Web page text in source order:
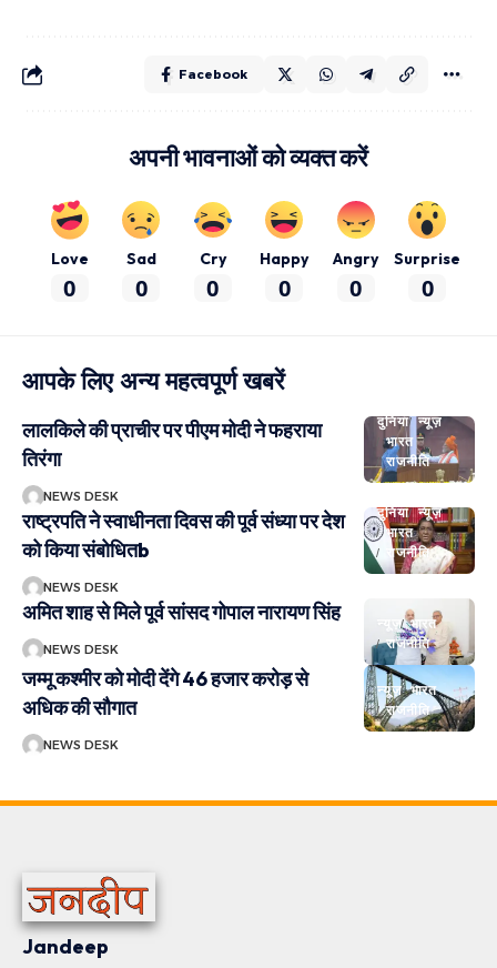
Facebook
अपनी भावनाओं को व्यक्त करें
Love
0
Sad
0
Cry
0
Happy
0
Angry
0
Surprise
0
आपके लिए अन्य महत्वपूर्ण खबरें
दुनिया न्यूज़
भारत
राजनीति
लालकिले की प्राचीर पर पीएम मोदी ने फहराया
तिरंगा
NEWS DESK
दुनिया न्यूज़
भारत
राजनीति
राष्ट्रपति ने स्वाधीनता दिवस की पूर्व संध्या पर देश
को किया संबोधितb
NEWS DESK
न्यूज़ भारत
राजनीति
अमित शाह से मिले पूर्व सांसद गोपाल नारायण सिंह
NEWS DESK
न्यूज़ भारत
राजनीति
जम्मू कश्मीर को मोदी देंगे 46 हजार करोड़ से
अधिक की सौगात
NEWS DESK
Jandeep